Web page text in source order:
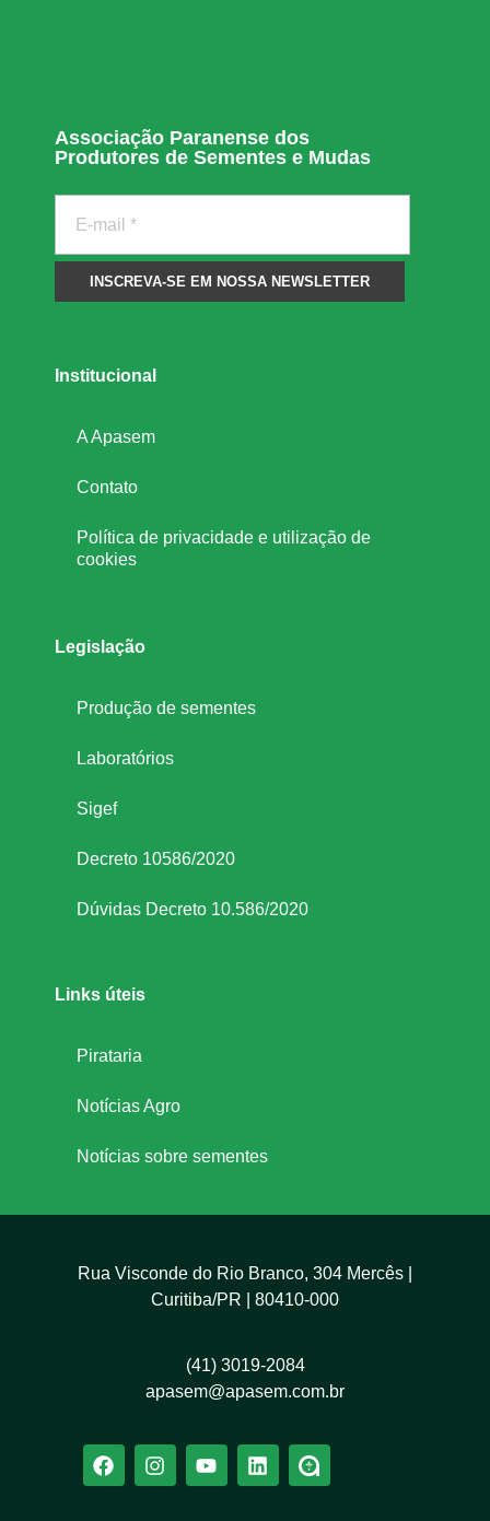
Associação Paranense dos
Produtores de Sementes e Mudas
Institucional
A Apasem
Contato
Política de privacidade e utilização de
cookies
Legislação
Produção de sementes
Laboratórios
Sigef
Decreto 10586/2020
Dúvidas Decreto 10.586/2020
Links úteis
Pirataria
Notícias Agro
Notícias sobre sementes
Rua Visconde do Rio Branco, 304 Mercês |
Curitiba/PR | 80410-000
(41) 3019-2084
apasem@apasem.com.br